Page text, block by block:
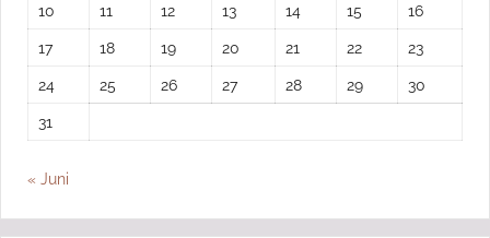
10
11 12 13 14 15
16
17
18 19 20 21 22
23
24
25 26 27 28 29
30
31
« Juni